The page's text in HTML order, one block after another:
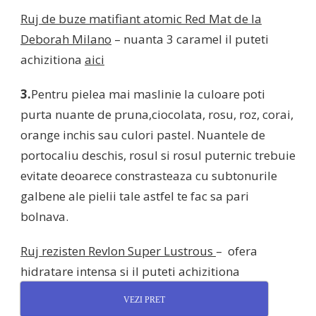
Ruj de buze matifiant atomic Red Mat de la
Deborah Milano – nuanta 3 caramel il puteti
achizitiona aici
3.Pentru pielea mai maslinie la culoare poti
purta nuante de pruna,ciocolata, rosu, roz, corai,
orange inchis sau culori pastel. Nuantele de
portocaliu deschis, rosul si rosul puternic trebuie
evitate deoarece constrasteaza cu subtonurile
galbene ale pielii tale astfel te fac sa pari
bolnava.
Ruj rezisten Revlon Super Lustrous – ofera
hidratare intensa si il puteti achizitiona
VEZI PRET